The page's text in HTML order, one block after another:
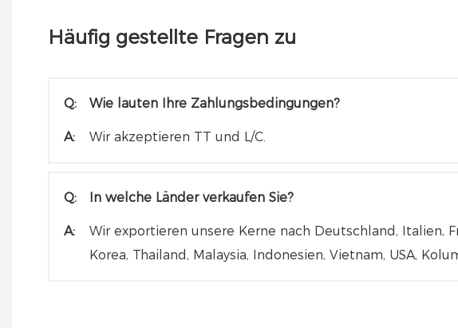
Häufig gestellte Fragen zu
Q: Wie lauten Ihre Zahlungsbedingungen?
A: Wir akzeptieren TT und L/C.
Q: In welche Länder verkaufen Sie?
A:
Wir exportieren unsere Kerne nach Deutschland, Italien,
Korea, Thailand, Malaysia, Indonesien, Vietnam, USA,